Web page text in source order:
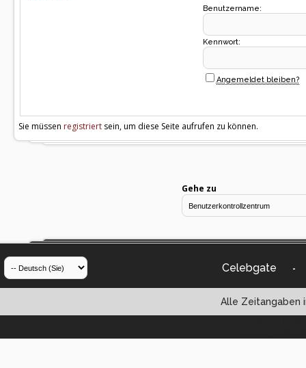
Benutzername:
Kennwort:
Angemeldet bleiben?
Sie müssen registriert sein, um diese Seite aufrufen zu können.
Gehe zu
Celebgate -
Alle Zeitangaben